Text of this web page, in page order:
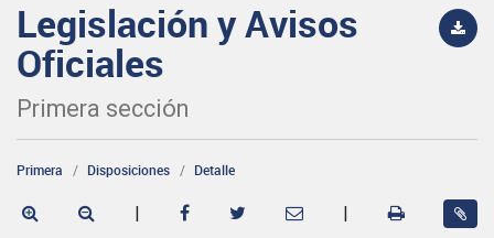
Legislación y Avisos
Oficiales
Primera sección
Primera Disposiciones Detalle
| |